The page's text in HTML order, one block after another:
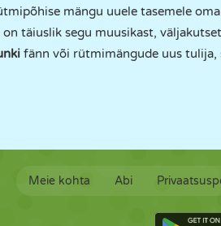
mängu uuele tasemele
on täiuslik segu muusikast,
fänn või rütmimängude uus
Meie kohta Abi